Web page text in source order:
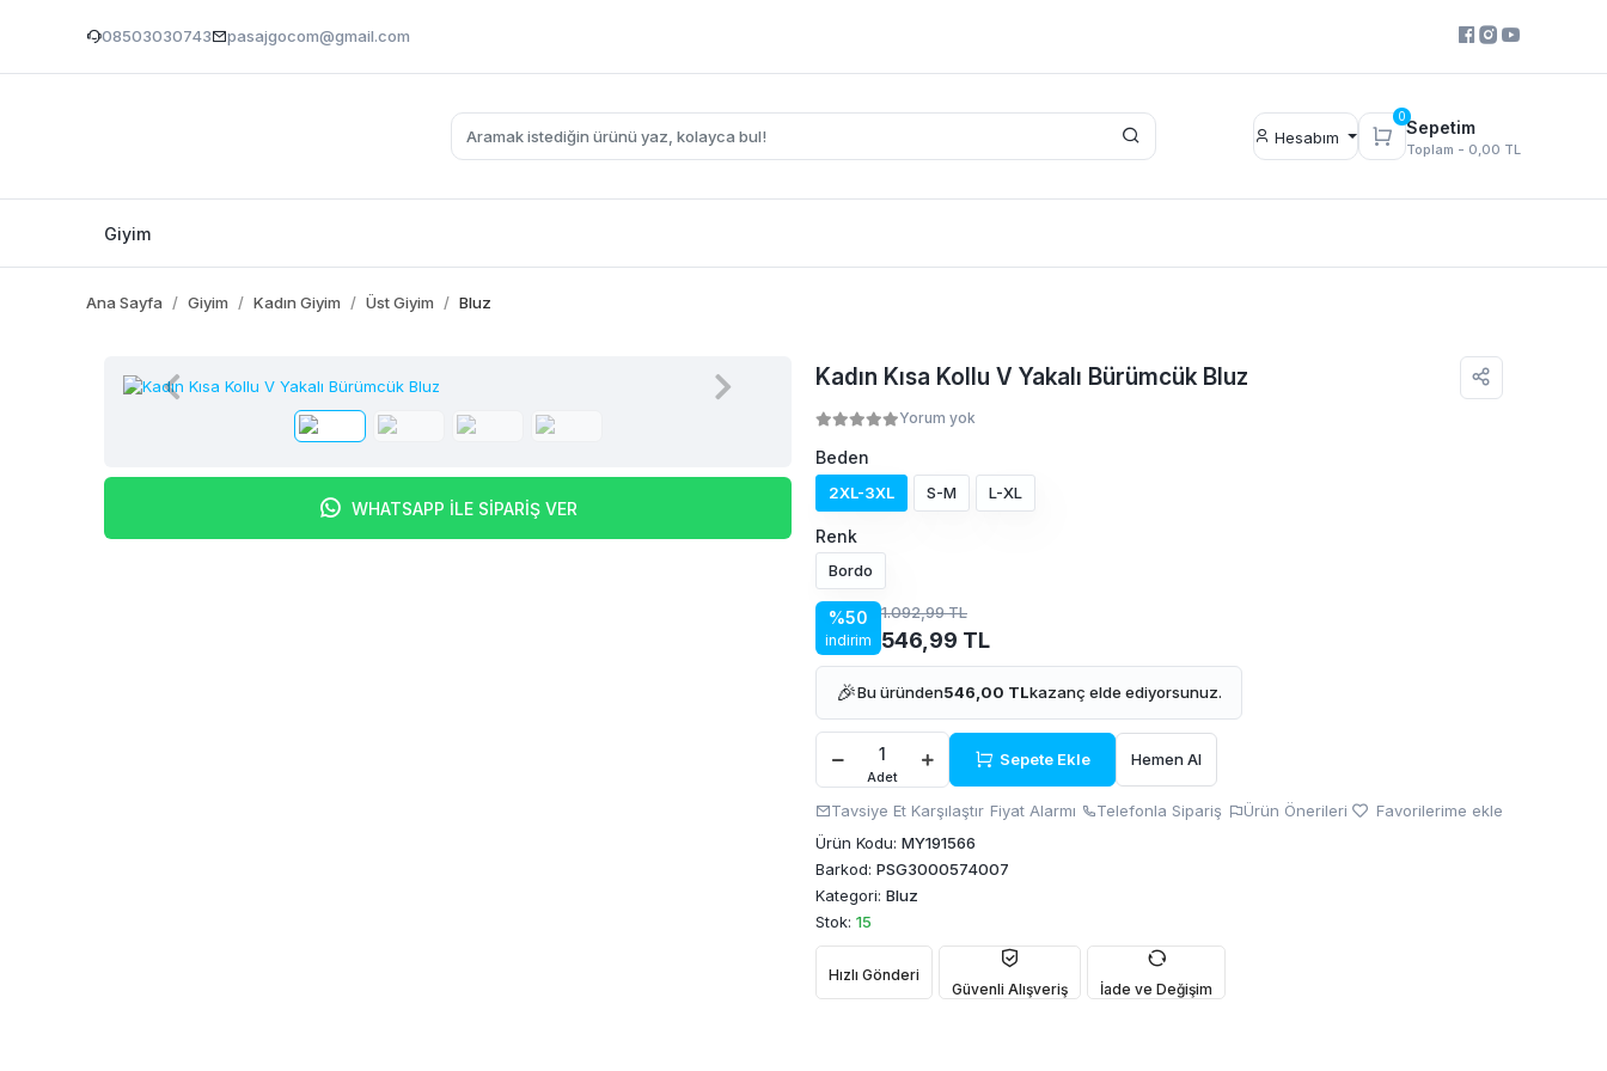
08503030743 pasajgocom@gmail.com
Hesabım
0
Sepetim
Toplam - 0,00 TL
Giyim
Ana Sayfa Giyim Kadın Giyim Üst Giyim Bluz
WHATSAPP İLE SİPARİŞ VER
Kadın Kısa Kollu V Yakalı Bürümcük Bluz
Yorum yok
Beden
2XL-3XL S-M L-XL
Renk
Bordo
%50
indirim
1.092,99 TL
546,99 TL
🎉Bu üründen546,00 TLkazanç elde ediyorsunuz.
Adet
Sepete Ekle Hemen Al
Tavsiye Et Karşılaştır Fiyat Alarmı Telefonla Sipariş Ürün Önerileri
Favorilerime ekle
Ürün Kodu: MY191566
Barkod: PSG3000574007
Kategori: Bluz
Stok: 15
Hızlı Gönderi
Güvenli Alışveriş
İade ve Değişim